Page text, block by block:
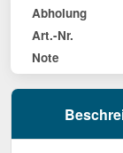
Abholung
Art.-Nr.
Note